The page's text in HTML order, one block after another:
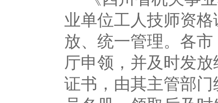
业单位工人技师资
放、统一管理。各
厅申领，并及时发
证书，由其主管部